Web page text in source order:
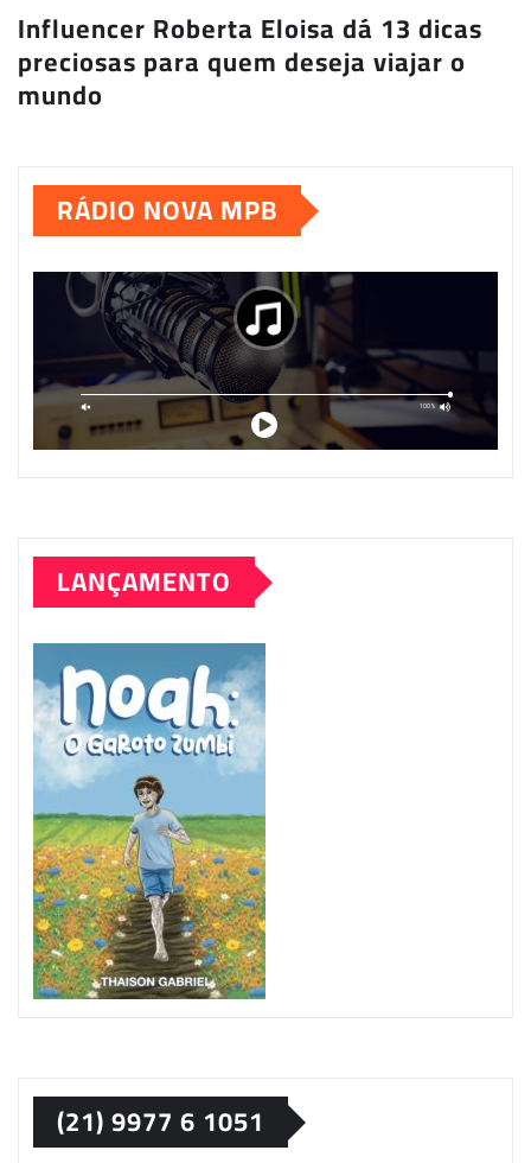
Influencer Roberta Eloisa dá 13 dicas
preciosas para quem deseja viajar o
mundo
RÁDIO NOVA MPB
LANÇAMENTO
(21) 9977 6 1051